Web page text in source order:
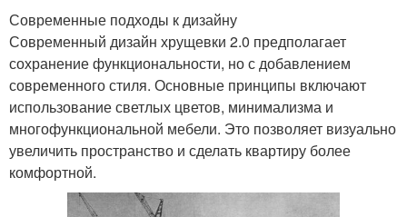
Современные подходы к дизайну
Современный дизайн хрущевки 2.0 предполагает
сохранение функциональности, но с добавлением
современного стиля. Основные принципы включают
использование светлых цветов, минимализма и
многофункциональной мебели. Это позволяет визуально
увеличить пространство и сделать квартиру более
комфортной.